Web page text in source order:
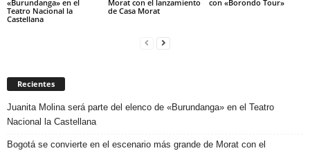
«Burundanga» en el
Teatro Nacional la
Castellana
Morat con el lanzamiento
de Casa Morat
con «Borondo Tour»
Recientes
Juanita Molina será parte del elenco de «Burundanga» en el Teatro
Nacional la Castellana
Bogotá se convierte en el escenario más grande de Morat con el